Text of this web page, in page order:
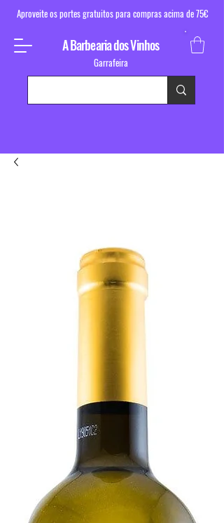
Aproveite os portes gratuitos para compras acima de 75€
A Barbearia dos Vinhos
Garrafeira